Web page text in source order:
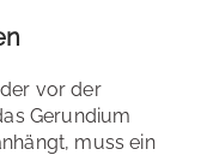
vor der
Gerundium
muss ein